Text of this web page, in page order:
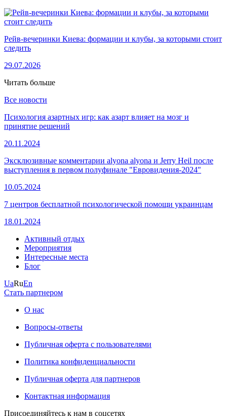
Рейв-вечеринки Киева: формации и клубы, за которыми стоит
следить
29.07.2026
Читать больше
Все новости
Психология азартных игр: как азарт влияет на мозг и
принятие решений
20.11.2024
Эксклюзивные комментарии alyona alyona и Jerry Heil после
выступления в первом полуфинале "Евровидения-2024"
10.05.2024
7 центров бесплатной психологической помощи украинцам
18.01.2024
Активный отдых
Мероприятия
Интересные места
Блог
UaRuEn
Стать партнером
О нас
Вопросы-ответы
Публичная оферта с пользователями
Политика конфиденциальности
Публичная оферта для партнеров
Контактная информация
Присоединяйтесь к нам в соцсетях